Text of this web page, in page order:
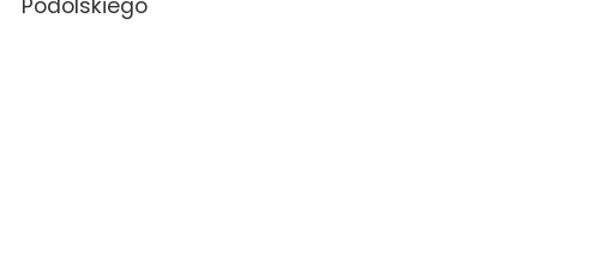
Podolskiego